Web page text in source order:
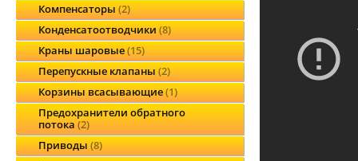
Компенсаторы 2
Конденсатоотводчики 8
Краны шаровые 15
Перепускные клапаны 2
Корзины всасывающие 1
Предохранители обратного
потока 2
Приводы 8